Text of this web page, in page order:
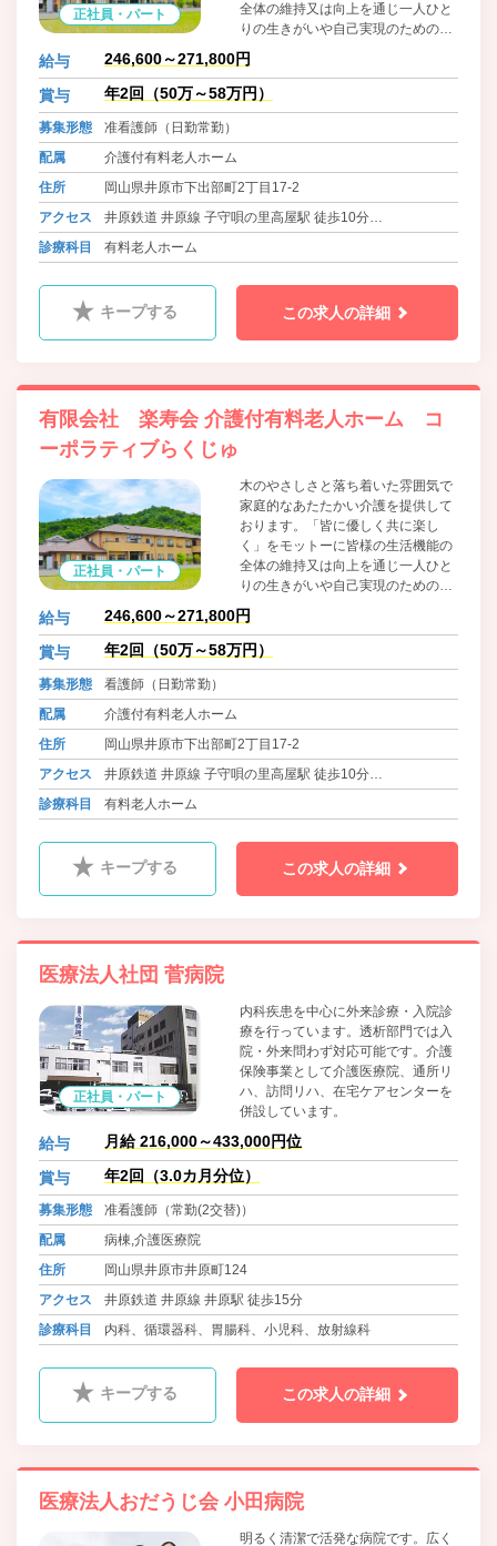
正社員・パート
全体の維持又は向上を通じ一人ひと
りの生きがいや自己実現のための取
り組みを総合的に支援し、生活の質
の向上に努めております。食材は地
場のものにこだわり、魚は魚市場、
お米は井原産のものを使用していま
中華とバラエティに富んだメニュー
を用意し、管理栄養士がご入居者様
の体調や健康面も考慮して、栄養価
が高くバランスの取れた食事を毎日
給与 246,600～271,800円
賞与 年2回（50万～58万円）
募集形態
准看護師（日勤常勤）
配属
介護付有料老人ホーム
住所
岡山県井原市下出部町2丁目17-2
アクセス
井原鉄道 井原線 子守唄の里高屋駅 徒歩10分
バス 井原あいあいバス 下出部町二丁目 徒歩2分
診療科目 有料老人ホーム
キープする この求人の詳細
有限会社 楽寿会 介護付有料老人ホーム コ
ーポラティブらくじゅ
正社員・パート
木のやさしさと落ち着いた雰囲気で
家庭的なあたたかい介護を提供して
おります。「皆に優しく共に楽し
く」をモットーに皆様の生活機能の
全体の維持又は向上を通じ一人ひと
りの生きがいや自己実現のための取
り組みを総合的に支援し、生活の質
の向上に努めております。食材は地
場のものにこだわり、魚は魚市場、
ただきたいと、和食を中心に洋食、
を用意し、管理栄養士がご入居者様
の体調や健康面も考慮して、栄養価
が高くバランスの取れた食事を毎日
給与 246,600～271,800円
賞与 年2回（50万～58万円）
募集形態
看護師（日勤常勤）
配属
介護付有料老人ホーム
住所
岡山県井原市下出部町2丁目17-2
アクセス
井原鉄道 井原線 子守唄の里高屋駅 徒歩10分
バス 井原あいあいバス 下出部町二丁目 徒歩2分
診療科目 有料老人ホーム
キープする この求人の詳細
医療法人社団 菅病院
正社員・パート
内科疾患を中心に外来診療・入院診
療を行っています。透析部門では入
院・外来問わず対応可能です。介護
保険事業として介護医療院、通所リ
ハ、訪問リハ、在宅ケアセンターを
併設しています。
給与 月給 216,000～433,000円位
賞与 年2回（3.0カ月分位）
募集形態
准看護師（常勤(2交替)）
配属
病棟,介護医療院
住所
岡山県井原市井原町124
アクセス
井原鉄道 井原線 井原駅 徒歩15分
診療科目
内科、循環器科、胃腸科、小児科、放射線科
キープする この求人の詳細
医療法人おだうじ会 小田病院
明るく清潔で活発な病院です。広く